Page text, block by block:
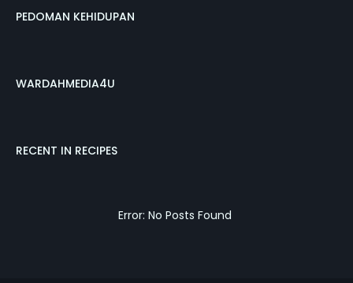
PEDOMAN KEHIDUPAN
WARDAHMEDIA4U
RECENT IN RECIPES
Error: No Posts Found